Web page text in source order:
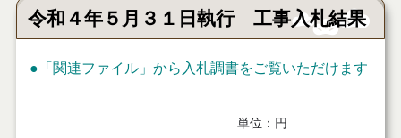
令和４年５月３１日執行 工事入札結果
●「関連ファイル」から入札調書をご覧いただけます
単位：円